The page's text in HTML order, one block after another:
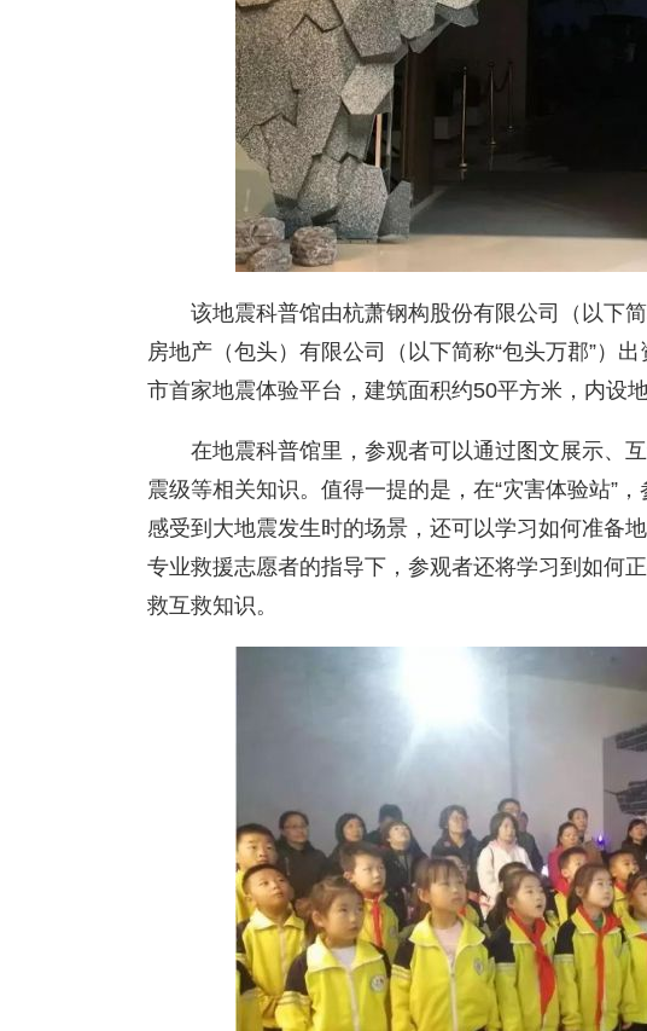
该地震科普馆由杭萧钢构股份有限公司（以下
房地产（包头）有限公司（以下简称“包头万郡”）
市首家地震体验平台，建筑面积约50平方米，内设
在地震科普馆里，参观者可以通过图文展示、
震级等相关知识。值得一提的是，在“灾害体验站”
感受到大地震发生时的场景，还可以学习如何准备
专业救援志愿者的指导下，参观者还将学习到如何
救互救知识。